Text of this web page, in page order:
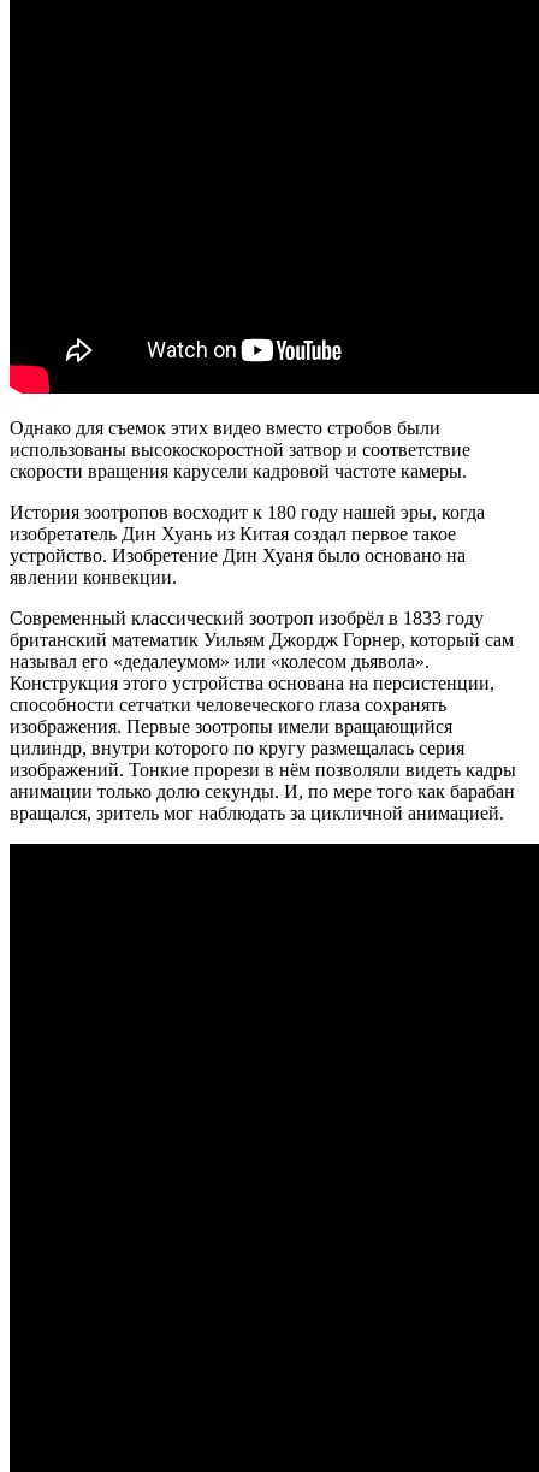
Однако для съемок этих видео вместо стробов были
использованы высокоскоростной затвор и соответствие
скорости вращения карусели кадровой частоте камеры.
История зоотропов восходит к 180 году нашей эры, когда
изобретатель Дин Хуань из Китая создал первое такое
устройство. Изобретение Дин Хуаня было основано на
явлении конвекции.
Современный классический зоотроп изобрёл в 1833 году
британский математик Уильям Джордж Горнер, который сам
называл его «дедалеумом» или «колесом дьявола».
Конструкция этого устройства основана на персистенции,
способности сетчатки человеческого глаза сохранять
изображения. Первые зоотропы имели вращающийся
цилиндр, внутри которого по кругу размещалась серия
изображений. Тонкие прорези в нём позволяли видеть кадры
анимации только долю секунды. И, по мере того как барабан
вращался, зритель мог наблюдать за цикличной анимацией.